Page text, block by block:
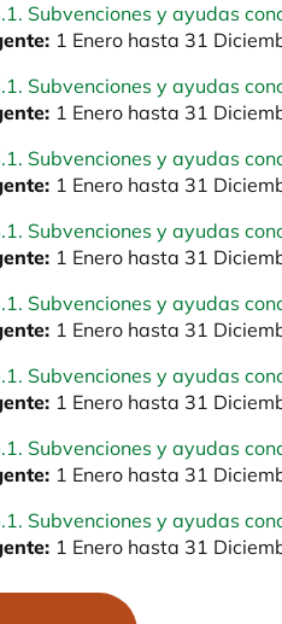
Subvenciones y ayudas
1 Enero hasta 31
Subvenciones y ayudas
1 Enero hasta 31
Subvenciones y ayudas
1 Enero hasta 31
Subvenciones y ayudas
1 Enero hasta 31
Subvenciones y ayudas
1 Enero hasta 31
Subvenciones y ayudas
1 Enero hasta 31
Subvenciones y ayudas
1 Enero hasta 31
Subvenciones y ayudas
1 Enero hasta 31